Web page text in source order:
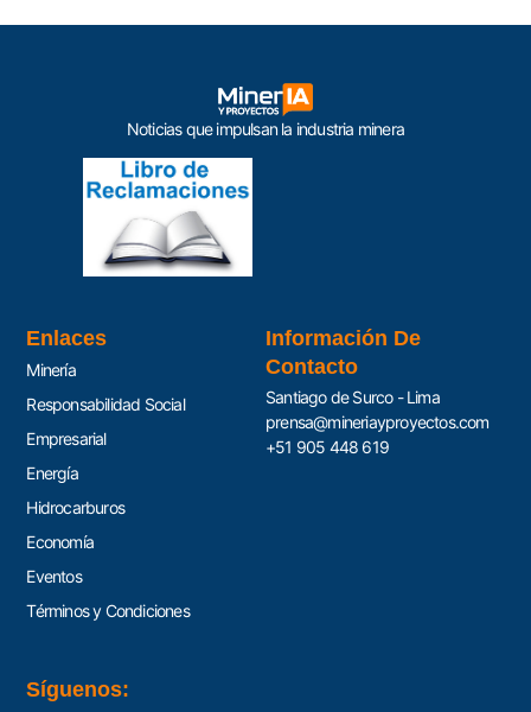
Noticias que impulsan la industria minera
Enlaces
Minería
Responsabilidad Social
Empresarial
Energía
Hidrocarburos
Economía
Eventos
Términos y Condiciones
Información De
Contacto
Santiago de Surco - Lima
prensa@mineriayproyectos.com
+51 905 448 619
Síguenos: